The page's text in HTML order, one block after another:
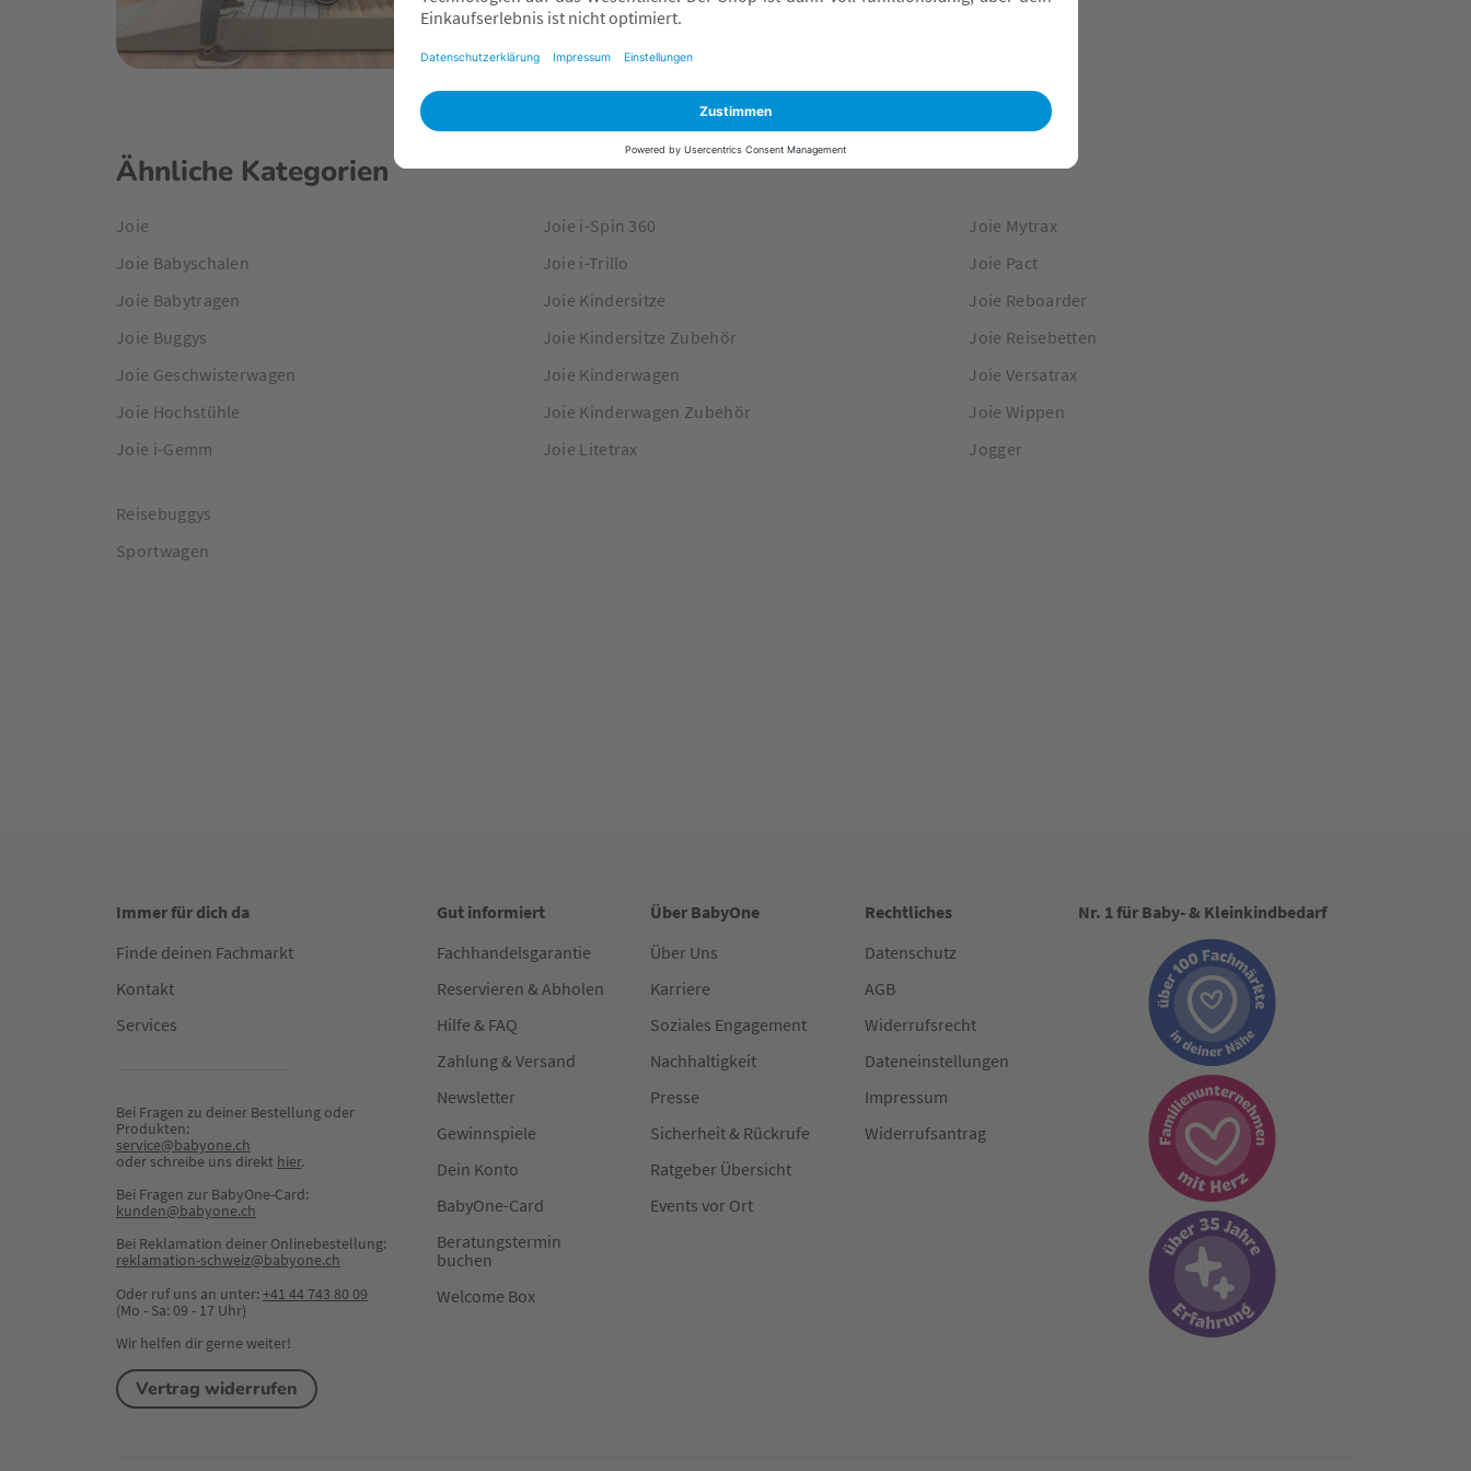
Termin vereinbaren
Ähnliche Kategorien
Joie
Joie Babyschalen
Joie Babytragen
Joie Buggys
Joie Geschwisterwagen
Joie Hochstühle
Joie i-Gemm
Joie i-Spin 360
Joie i-Trillo
Joie Kindersitze
Joie Kindersitze Zubehör
Joie Kinderwagen
Joie Kinderwagen Zubehör
Joie Litetrax
Joie Mytrax
Joie Pact
Joie Reboarder
Joie Reisebetten
Joie Versatrax
Joie Wippen
Jogger
Reisebuggys
Sportwagen
Immer für dich da
Finde deinen Fachmarkt
Kontakt
Services
Bei Fragen zu deiner Bestellung oder
Produkten:
service@babyone.ch
oder schreibe uns direkt hier.
Bei Fragen zur BabyOne-Card:
kunden@babyone.ch
Bei Reklamation deiner Onlinebestellung:
reklamation-schweiz@babyone.ch
Oder ruf uns an unter:+41 44 743 80 09
(Mo - Sa: 09 - 17 Uhr)
Wir helfen dir gerne weiter!
Vertrag widerrufen
Gut informiert
Fachhandelsgarantie
Reservieren & Abholen
Hilfe & FAQ
Zahlung & Versand
Newsletter
Gewinnspiele
Dein Konto
BabyOne-Card
Beratungstermin
buchen
Welcome Box
Über BabyOne
Über Uns
Karriere
Soziales Engagement
Nachhaltigkeit
Presse
Sicherheit & Rückrufe
Ratgeber Übersicht
Events vor Ort
Rechtliches
Datenschutz
AGB
Widerrufsrecht
Dateneinstellungen
Impressum
Widerrufsantrag
Nr. 1 für Baby- & Kleinkindbedarf